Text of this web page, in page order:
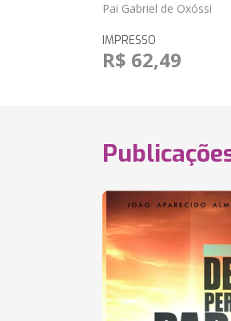
Pai Gabriel de Oxóssi
IMPRESSO
R$ 62,49